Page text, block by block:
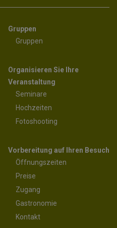
Gruppen
Gruppen
Organisieren Sie Ihre
Veranstaltung
Seminare
Hochzeiten
Fotoshooting
Vorbereitung auf Ihren Besuch
Öffnungszeiten
Preise
Zugang
Gastronomie
Kontakt